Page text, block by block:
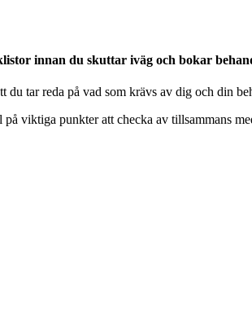
innan du skuttar iväg och bokar
tar reda på vad som krävs av dig och din
viktiga punkter att checka av tillsammans